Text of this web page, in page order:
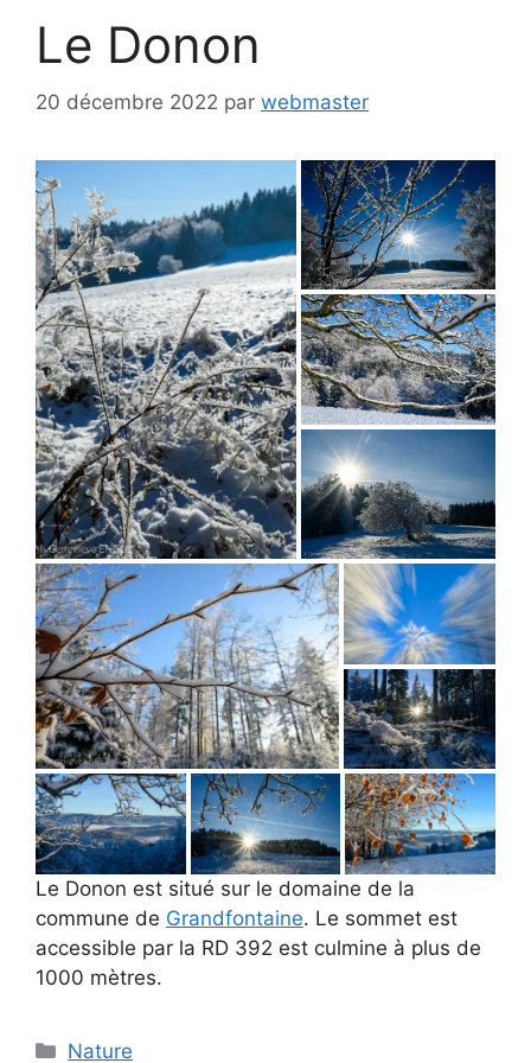
Le Donon
20 décembre 2022 par webmaster
Le Donon est situé sur le domaine de la
commune de Grandfontaine. Le sommet est
accessible par la RD 392 est culmine à plus de
1000 mètres.
Catégories
Nature